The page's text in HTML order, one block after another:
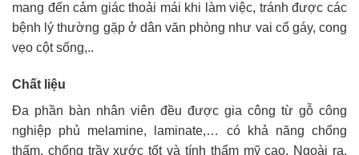
mang đến cảm giác thoải mái khi làm việc, tránh được các
bệnh lý thường gặp ở dân văn phòng như vai cổ gáy, cong
vẹo cột sống,..
Chất liệu
Đa phần bàn nhân viên đều được gia công từ gỗ công
nghiệp phủ melamine, laminate,… có khả năng chống
thấm, chống trầy xước tốt và tính thẩm mỹ cao. Ngoài ra,